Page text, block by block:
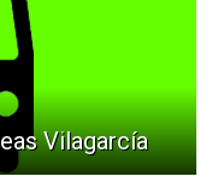
Vilagarcía